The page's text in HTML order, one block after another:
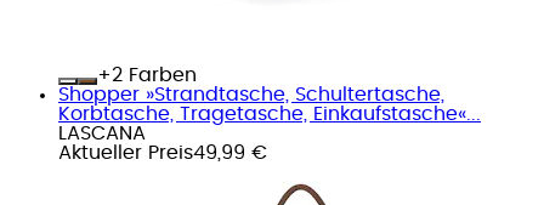
+
Farben
Shopper »Strandtasche, Schultertasche,
Korbtasche, Tragetasche, Einkaufstasche«...
LASCANA
Aktueller Preis49,99 €